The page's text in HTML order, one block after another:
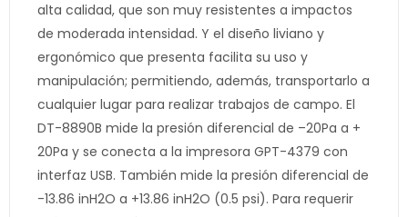
alta calidad, que son muy resistentes a impactos
de moderada intensidad. Y el diseño liviano y
ergonómico que presenta facilita su uso y
manipulación; permitiendo, además, transportarlo a
cualquier lugar para realizar trabajos de campo. El
DT-8890B mide la presión diferencial de –20Pa a +
20Pa y se conecta a la impresora GPT-4379 con
interfaz USB. También mide la presión diferencial de
-13.86 inH2O a +13.86 inH2O (0.5 psi). Para requerir